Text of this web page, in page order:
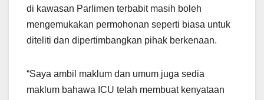
di kawasan Parlimen terbabit masih boleh
mengemukakan permohonan seperti biasa untuk
diteliti dan dipertimbangkan pihak berkenaan.
“Saya ambil maklum dan umum juga sedia
maklum bahawa ICU telah membuat kenyataan